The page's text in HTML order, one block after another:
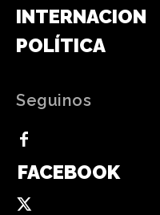
INTERNACIONAL
POLÍTICA
Seguinos
FACEBOOK